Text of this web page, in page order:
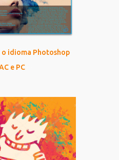
idioma Photoshop
e PC